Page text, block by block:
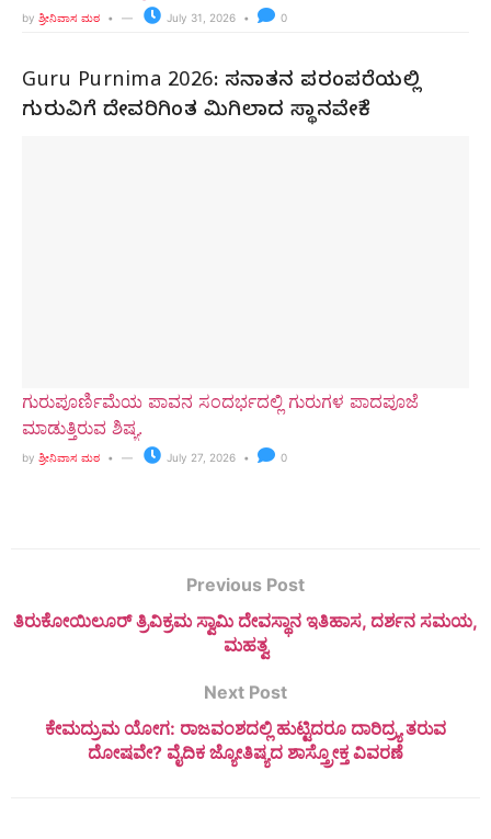
by ಶ್ರೀನಿವಾಸ ಮಠ July 31, 2026 0
Guru Purnima 2026: ಸನಾತನ ಪರಂಪರೆಯಲ್ಲಿ
ಗುರುವಿಗೆ ದೇವರಿಗಿಂತ ಮಿಗಿಲಾದ ಸ್ಥಾನವೇಕೆ?
ಗುರುಪೂರ್ಣಿಮೆಯ ಪಾವನ ಸಂದರ್ಭದಲ್ಲಿ ಗುರುಗಳ ಪಾದಪೂಜೆ
ಮಾಡುತ್ತಿರುವ ಶಿಷ್ಯ.
by ಶ್ರೀನಿವಾಸ ಮಠ July 27, 2026 0
Previous Post
ತಿರುಕೋಯಿಲೂರ್ ತ್ರಿವಿಕ್ರಮ ಸ್ವಾಮಿ ದೇವಸ್ಥಾನ ಇತಿಹಾಸ, ದರ್ಶನ ಸಮಯ,
ಮಹತ್ವ
Next Post
ಕೇಮದ್ರುಮ ಯೋಗ: ರಾಜವಂಶದಲ್ಲಿ ಹುಟ್ಟಿದರೂ ದಾರಿದ್ರ್ಯ ತರುವ
ದೋಷವೇ? ವೈದಿಕ ಜ್ಯೋತಿಷ್ಯದ ಶಾಸ್ತ್ರೋಕ್ತ ವಿವರಣೆ